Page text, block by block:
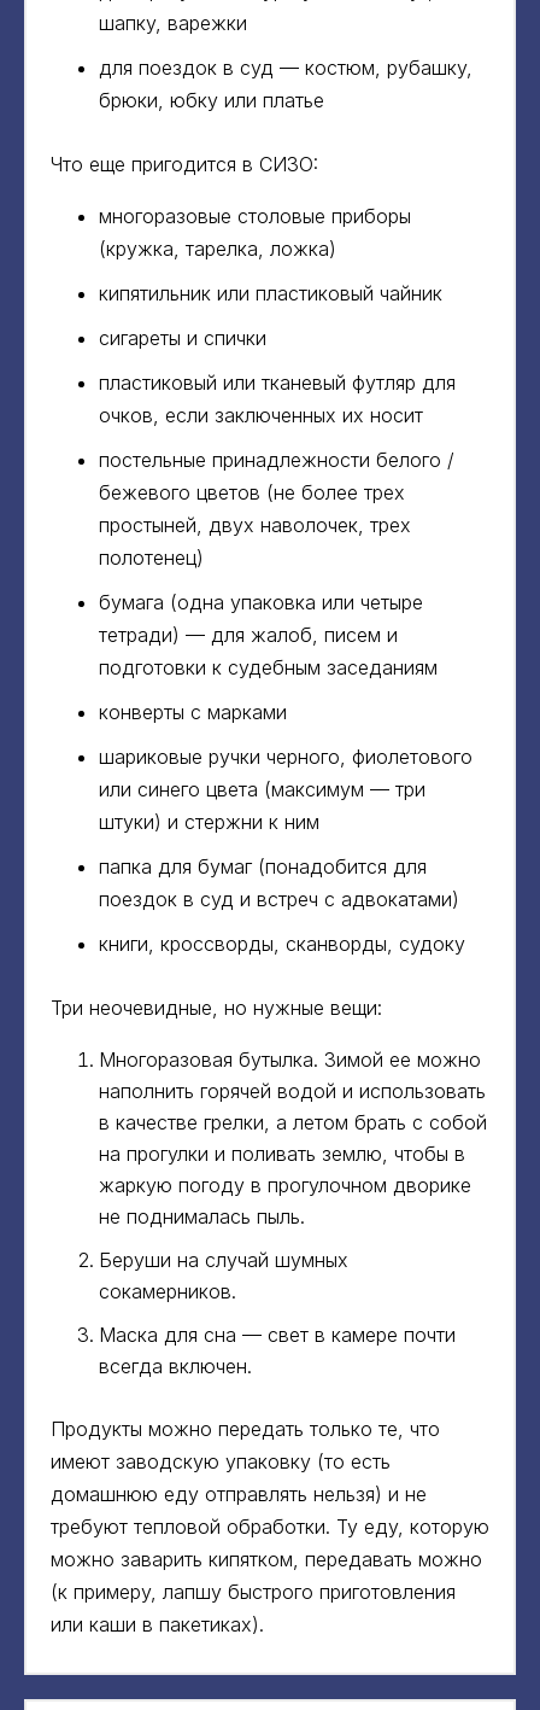
шапку, варежки
для поездок в суд — костюм, рубашку,
брюки, юбку или платье
Что еще пригодится в СИЗО:
многоразовые столовые приборы
(кружка, тарелка, ложка)
кипятильник или пластиковый чайник
сигареты и спички
пластиковый или тканевый футляр для
очков, если заключенных их носит
постельные принадлежности белого /
бежевого цветов (не более трех
простыней, двух наволочек, трех
полотенец)
бумага (одна упаковка или четыре
тетради) — для жалоб, писем и
подготовки к судебным заседаниям
конверты с марками
шариковые ручки черного, фиолетового
или синего цвета (максимум — три
штуки) и стержни к ним
папка для бумаг (понадобится для
поездок в суд и встреч с адвокатами)
книги, кроссворды, сканворды, судоку
Три неочевидные, но нужные вещи:
Многоразовая бутылка. Зимой ее можно
наполнить горячей водой и использовать
в качестве грелки, а летом брать с собой
на прогулки и поливать землю, чтобы в
жаркую погоду в прогулочном дворике
не поднималась пыль.
Беруши на случай шумных
сокамерников.
Маска для сна — свет в камере почти
всегда включен.
Продукты можно передать только те, что
имеют заводскую упаковку (то есть
домашнюю еду отправлять нельзя) и не
требуют тепловой обработки. Ту еду, которую
можно заварить кипятком, передавать можно
(к примеру, лапшу быстрого приготовления
или каши в пакетиках).